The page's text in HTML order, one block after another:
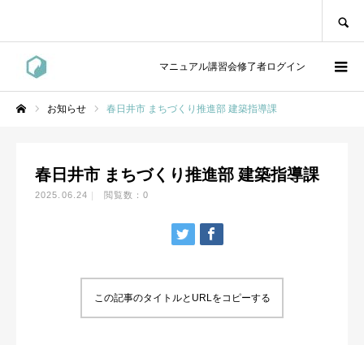
マニュアル講習会修了者ログイン
お知らせ 春日井市 まちづくり推進部 建築指導課
春日井市 まちづくり推進部 建築指導課
2025.06.24 閲覧数：0
この記事のタイトルとURLをコピーする